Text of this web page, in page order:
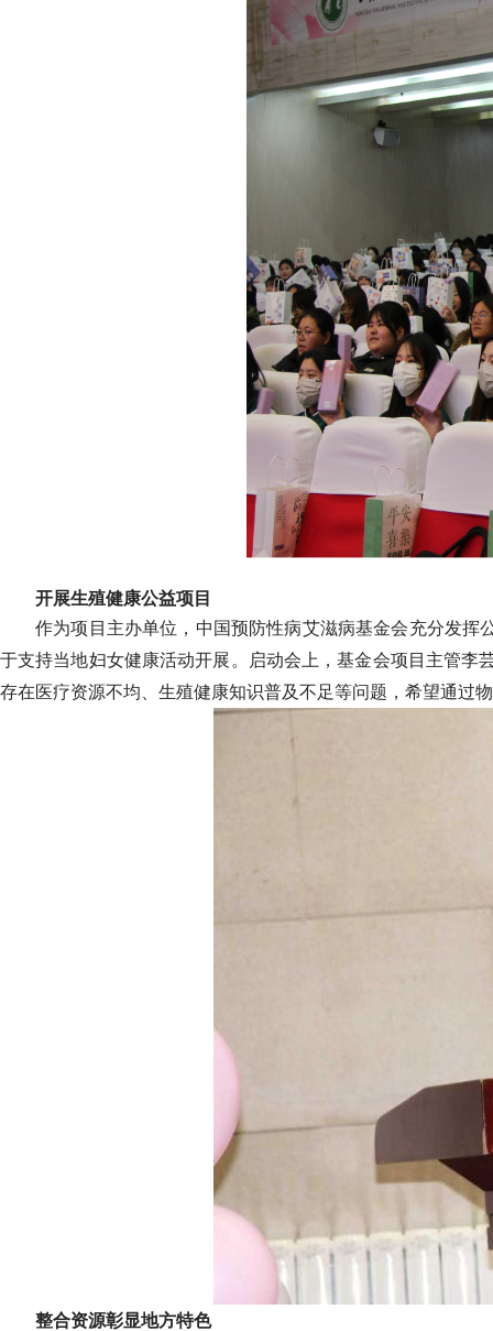
开展生殖健康公益项目
作为项目主办单位，中国预防性病艾滋病基金会充分发挥
于支持当地妇女健康活动开展。启动会上，基金会项目主管李
存在医疗资源不均、生殖健康知识普及不足等问题，希望通过
整合资源彰显地方特色